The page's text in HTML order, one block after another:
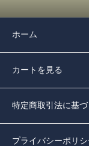
ホーム
カートを見る
特定商取引法に基
プライバシーポリシ